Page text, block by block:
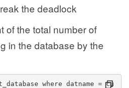
the deadlock
of the total number of
in the database by the
where datname = cu